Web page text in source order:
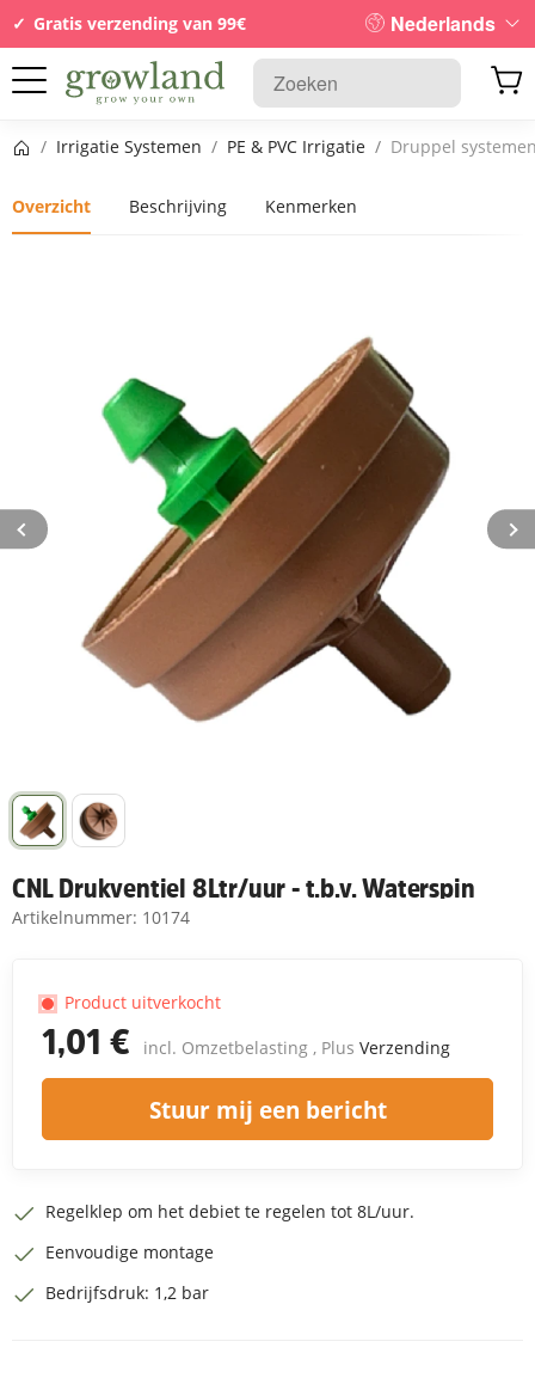
Gratis verzending van 99€ Nederlands
Startpagina
/ Irrigatie Systemen / PE & PVC Irrigatie / Druppel
Overzicht Beschrijving Kenmerken
CNL Drukventiel 8Ltr/uur - t.b.v. Waterspin
Artikelnummer: 10174
1,01 € incl. Omzetbelasting , Plus Verzending
Product uitverkocht
Stuur mij een bericht
Regelklep om het debiet te regelen tot 8L/uur.
Eenvoudige montage
Bedrijfsdruk: 1,2 bar